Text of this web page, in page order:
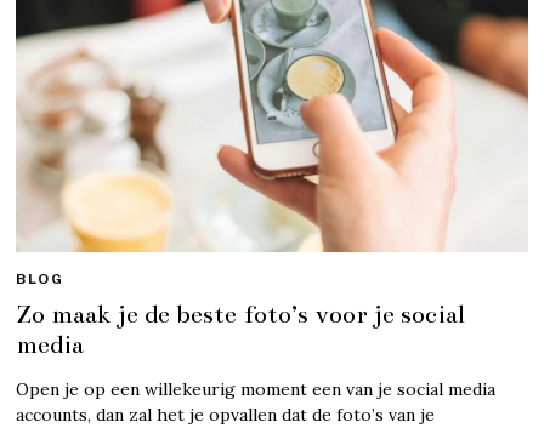
BLOG
Zo maak je de beste foto’s voor je social
media
Open je op een willekeurig moment een van je social media
accounts, dan zal het je opvallen dat de foto’s van je